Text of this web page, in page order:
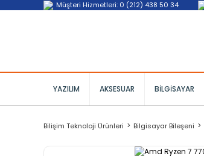
Müşteri Hizmetleri: 0 (212) 438 50 34
YAZILIM AKSESUAR BILGISAYAR
Bilişim Teknoloji Ürünleri Bilgisayar Bileşeni